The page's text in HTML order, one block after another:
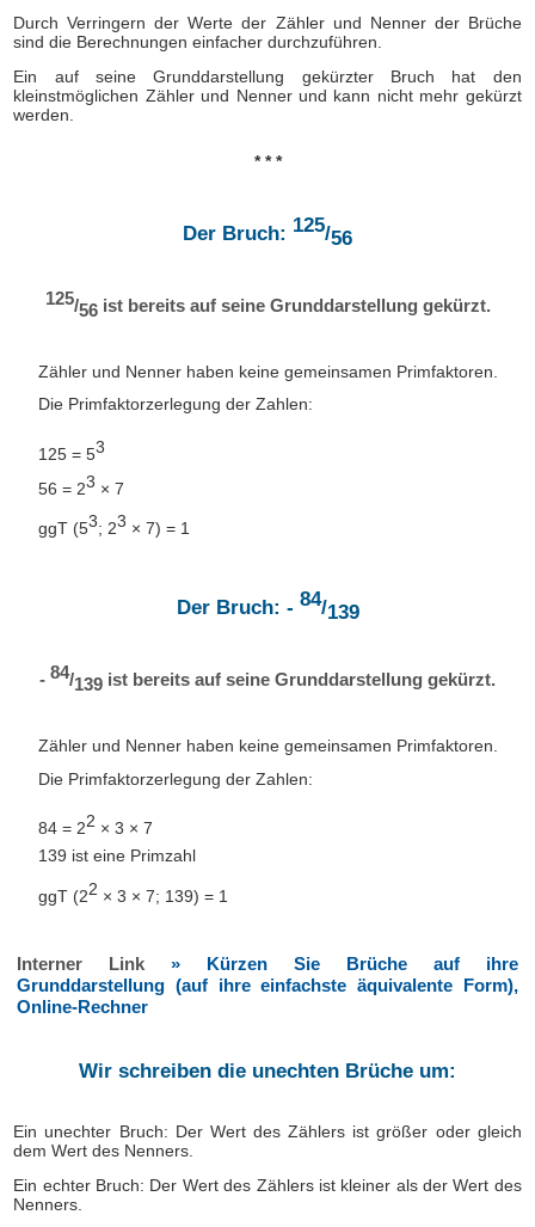
Durch Verringern der Werte der Zähler und Nenner der Brüche
sind die Berechnungen einfacher durchzuführen.
Ein auf seine Grunddarstellung gekürzter Bruch hat den
kleinstmöglichen Zähler und Nenner und kann nicht mehr gekürzt
werden.
* * *
Der Bruch: 125/56
125/56ist bereits auf seine Grunddarstellung gekürzt.
Zähler und Nenner haben keine gemeinsamen Primfaktoren.
Die Primfaktorzerlegung der Zahlen:
125 = 53
56 = 23 × 7
ggT (53; 23 × 7) = 1
Der Bruch: - 84/139
- 84/139 ist bereits auf seine Grunddarstellung gekürzt.
Zähler und Nenner haben keine gemeinsamen Primfaktoren.
Die Primfaktorzerlegung der Zahlen:
84 = 22 × 3 × 7
139 ist eine Primzahl
ggT (22 × 3 × 7; 139) = 1
Interner Link » Kürzen Sie Brüche auf ihre
Grunddarstellung (auf ihre einfachste äquivalente Form),
Online-Rechner
Wir schreiben die unechten Brüche um:
Ein unechter Bruch: Der Wert des Zählers ist größer oder gleich
dem Wert des Nenners.
Ein echter Bruch: Der Wert des Zählers ist kleiner als der Wert des
Nenners.